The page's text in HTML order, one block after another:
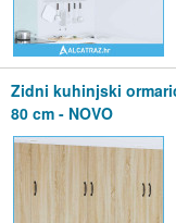
Zidni kuhinjski
80 cm - NOVO